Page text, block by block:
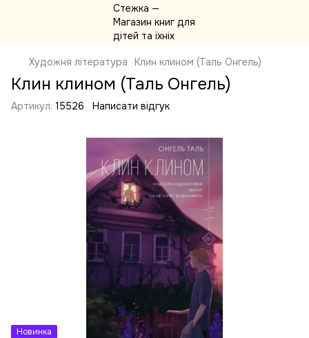
Художня література Клин клином (Таль Онгель)
Клин клином (Таль Онгель)
Артикул: 15526 Написати відгук
Новинка